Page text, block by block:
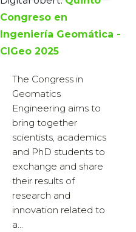
Congreso en
Ingeniería Geomática -
CIGeo 2025
The Congress in
Geomatics
Engineering aims to
bring together
scientists, academics
and PhD students to
exchange and share
their results of
research and
innovation related to
a...